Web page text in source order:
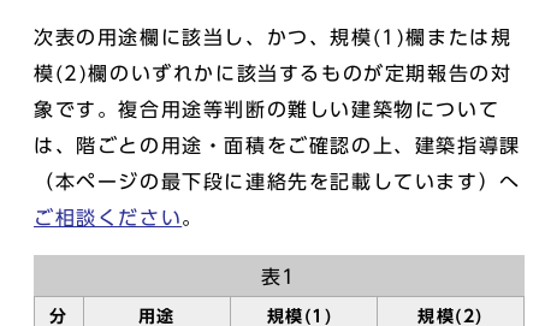
次表の用途欄に該当し、かつ、規模(1)欄または規
模(2)欄のいずれかに該当するものが定期報告の対
象です。複合用途等判断の難しい建築物について
は、階ごとの用途・面積をご確認の上、建築指導課
（本ページの最下段に連絡先を記載しています）へ
ご相談ください。
表1
分
用途 規模(1) 規模(2)